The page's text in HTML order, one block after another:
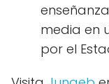
media en
por el